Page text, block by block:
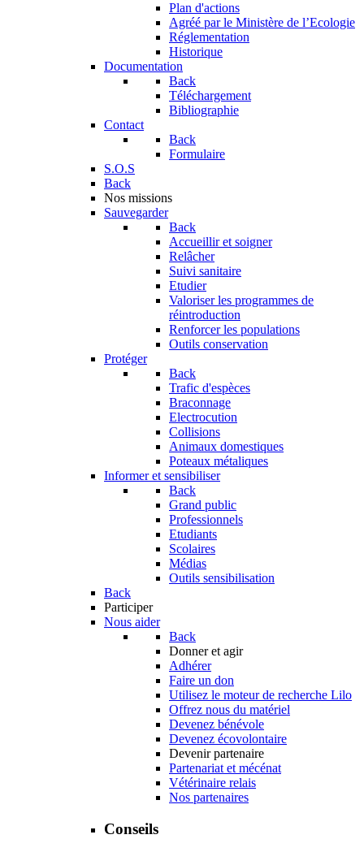
Plan d'actions
Agréé par le Ministère de l’Ecologie
Réglementation
Historique
Documentation
Back
Téléchargement
Bibliographie
Contact
Back
Formulaire
S.O.S
Back
Nos missions
Sauvegarder
Back
Accueillir et soigner
Relâcher
Suivi sanitaire
Etudier
Valoriser les programmes de
réintroduction
Renforcer les populations
Outils conservation
Protéger
Back
Trafic d'espèces
Braconnage
Electrocution
Collisions
Animaux domestiques
Poteaux métaliques
Informer et sensibiliser
Back
Grand public
Professionnels
Etudiants
Scolaires
Médias
Outils sensibilisation
Back
Participer
Nous aider
Back
Donner et agir
Adhérer
Faire un don
Utilisez le moteur de recherche Lilo
Offrez nous du matériel
Devenez bénévole
Devenez écovolontaire
Devenir partenaire
Partenariat et mécénat
Vétérinaire relais
Nos partenaires
Conseils